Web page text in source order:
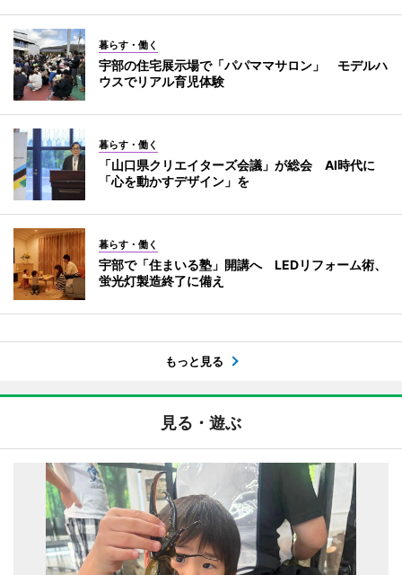
暮らす・働く
宇部の住宅展示場で「パパママサロン」 モデルハ
ウスでリアル育児体験
暮らす・働く
「山口県クリエイターズ会議」が総会 AI時代に
「心を動かすデザイン」を
暮らす・働く
宇部で「住まいる塾」開講へ LEDリフォーム術、
蛍光灯製造終了に備え
もっと見る
見る・遊ぶ